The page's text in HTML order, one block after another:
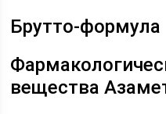
Брутто-формула
вещества